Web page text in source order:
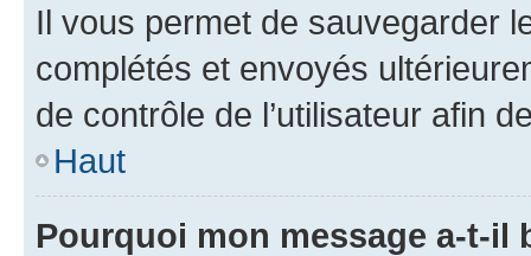
Il vous permet de sauvegarder
complétés et envoyés
de contrôle de l’utilisateur afin
Haut
Pourquoi mon message a-t-il